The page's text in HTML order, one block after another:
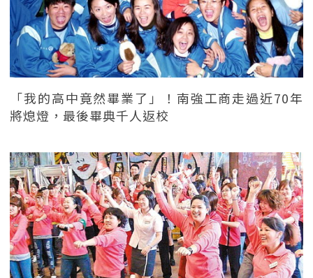
「我的高中竟然畢業了」！南強工商走過近70年
將熄燈，最後畢典千人返校